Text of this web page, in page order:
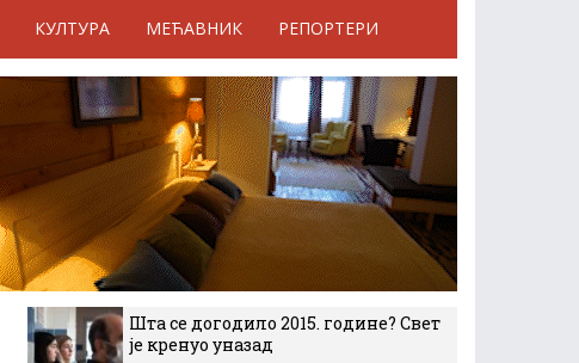
КУЛТУРА МЕЋАВНИК РЕПОРТЕРИ
Шта се догодило 2015. године? Свет
је кренуо уназад